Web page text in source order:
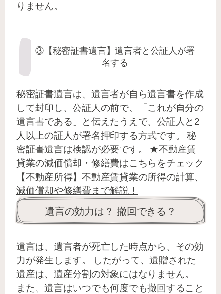
りません。
③【秘密証書遺言】遺言者と公証人が署
名する
秘密証書遺言は、遺言者が自ら遺言書を作成
して封印し、公証人の前で、「これが自分の
遺言書である」と伝えたうえで、公証人と2
人以上の証人が署名押印する方式です。
秘
密証書遺言は検認が必要です。
★不動産賃
貸業の減価償却・修繕費はこちらをチェック
【不動産所得】不動産賃貸業の所得の計算、
減価償却や修繕費まで解説！
遺言の効力は？ 撤回できる？
遺言は、遺言者が死亡した時点から、その効
力が発生します。
したがって、遺贈された
遺産は、遺産分割の対象にはなりません。
また、遺言はいつでも何度でも撤回すること